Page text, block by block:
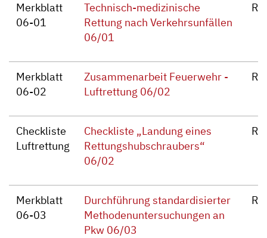
Merkblatt
06-01
Technisch-medizinische
Rettung nach Verkehrsunfällen
06/01
Merkblatt
06-02
Zusammenarbeit Feuerwehr -
Luftrettung 06/02
Checkliste
Luftrettung
Checkliste „Landung eines
Rettungshubschraubers“
06/02
Merkblatt
06-03
Durchführung standardisierter
Methodenuntersuchungen an
Pkw 06/03